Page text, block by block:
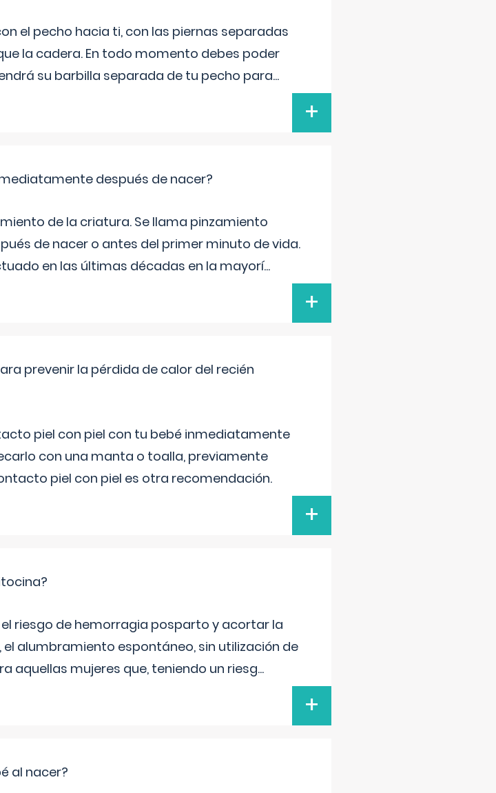
el pecho hacia ti, con las piernas separadas
la cadera. En todo momento debes poder
su barbilla separada de tu pecho para...
+
después de nacer?
de la criatura. Se llama pinzamiento
de nacer o antes del primer minuto de vida.
en las últimas décadas en la mayorí...
+
prevenir la pérdida de calor del recién
piel con piel con tu bebé inmediatamente
con una manta o toalla, previamente
piel con piel es otra recomendación.
+
riesgo de hemorragia posparto y acortar la
alumbramiento espontáneo, sin utilización de
aquellas mujeres que, teniendo un riesg...
+
al nacer?